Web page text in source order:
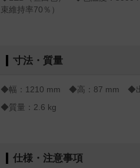
束維持率70％）
寸法・質量
◆幅：1210 mm ◆高：87 mm ◆出
◆質量：2.6 kg
仕様・注意事項